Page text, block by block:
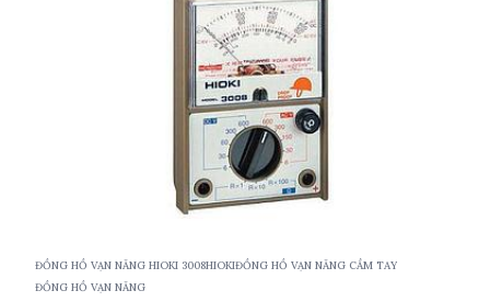
ĐỒNG HỒ VẠN NĂNG HIOKI 3008HIOKIĐỒNG HỒ VẠN NĂNG CẦM TAY
ĐỒNG HỒ VẠN NĂNG